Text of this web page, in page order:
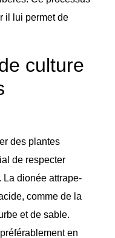
il lui permet de
culture
des plantes
de respecter
La dionée attrape-
comme de la
et de sable.
en